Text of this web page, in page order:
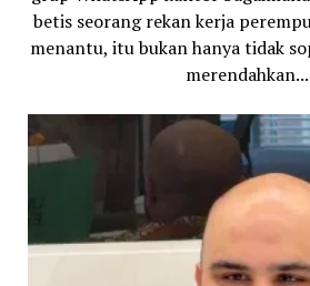
betis seorang rekan kerja
menantu, itu bukan hanya tidak